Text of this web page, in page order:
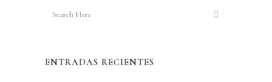
ENTRADAS RECIENTES